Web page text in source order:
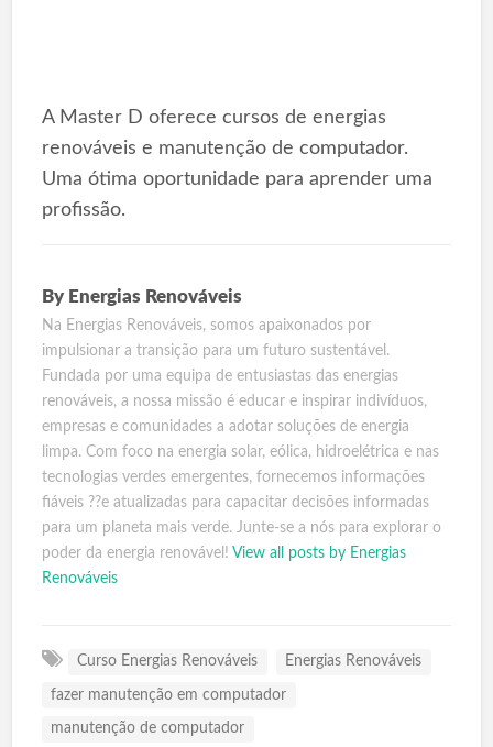
A Master D oferece cursos de energias
renováveis e manutenção de computador.
Uma ótima oportunidade para aprender uma
profissão.
By Energias Renováveis
Na Energias Renováveis, somos apaixonados por
impulsionar a transição para um futuro sustentável.
Fundada por uma equipa de entusiastas das energias
renováveis, a nossa missão é educar e inspirar indivíduos,
empresas e comunidades a adotar soluções de energia
limpa. Com foco na energia solar, eólica, hidroelétrica e nas
tecnologias verdes emergentes, fornecemos informações
fiáveis ??e atualizadas para capacitar decisões informadas
para um planeta mais verde. Junte-se a nós para explorar o
poder da energia renovável! View all posts by Energias
Renováveis
Curso Energias Renováveis Energias Renováveis
fazer manutenção em computador
manutenção de computador